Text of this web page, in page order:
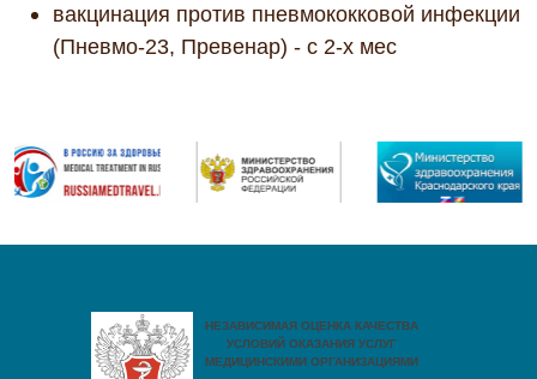
вакцинация против пневмококковой инфекции
(Пневмо-23, Превенар) - с 2-х мес